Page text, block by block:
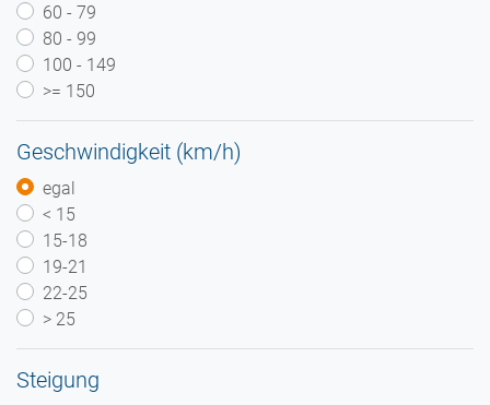
60 - 79
80 - 99
100 - 149
>= 150
Geschwindigkeit (km/h)
egal
< 15
15-18
19-21
22-25
> 25
Steigung